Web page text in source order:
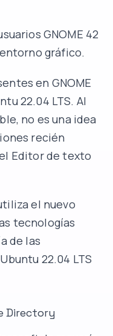
GNOME 42
gráfico.
en GNOME
22.04 LTS. Al
no es una idea
recién
Editor de texto
el nuevo
tecnologías
de las
22.04 LTS
Directory